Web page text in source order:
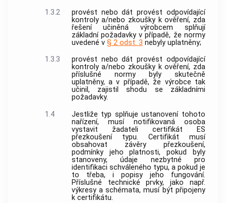
1.3.2
provést nebo dát provést odpovídající
kontroly a/nebo zkoušky k ověření, zda
řešení učiněnávýrobcem splňují
základní požadavky v případě, že normy
uvedené v § 2 odst. 3 nebyly uplatněny;
1.3.3
provést nebo dát provést odpovídající
kontroly a/nebo zkoušky k ověření, zda
příslušné normy byly skutečně
uplatněny, a v případě, že výrobce tak
učinil, zajistil shodu se základními
požadavky.
1.4
Jestliže typ splňuje ustanovení tohoto
nařízení, musí notifikovaná osoba
vystavit žadateli certifikát ES
přezkoušení typu. Certifikát musí
obsahovat závěry přezkoušení,
podmínky jeho platnosti, pokud byly
stanoveny, údaje nezbytné pro
identifikaci schváleného typu, a pokud je
to třeba, i popisy jeho fungování.
Příslušné technické prvky, jako např.
výkresy a schémata, musí být připojeny
k certifikátu.